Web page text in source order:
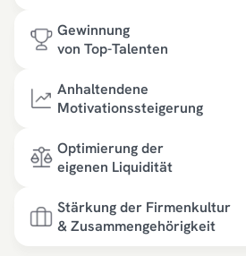
Gewinnung
von Top-Talenten
Anhaltendene
Motivationssteigerung
Optimierung der
eigenen Liquidität
Stärkung der Firmenkultur
& Zusammengehörigkeit